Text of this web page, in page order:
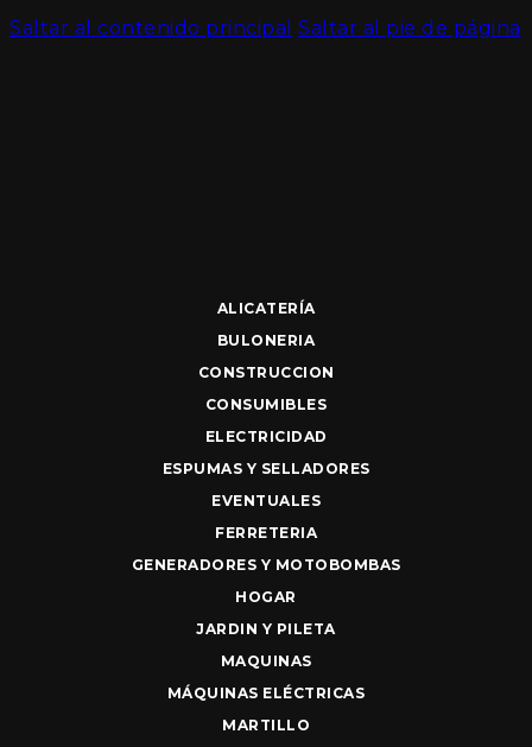
Saltar al contenido principal Saltar al pie de página
ALICATERÍA
BULONERIA
CONSTRUCCION
CONSUMIBLES
ELECTRICIDAD
ESPUMAS Y SELLADORES
EVENTUALES
FERRETERIA
GENERADORES Y MOTOBOMBAS
HOGAR
JARDIN Y PILETA
MAQUINAS
MÁQUINAS ELÉCTRICAS
MARTILLO